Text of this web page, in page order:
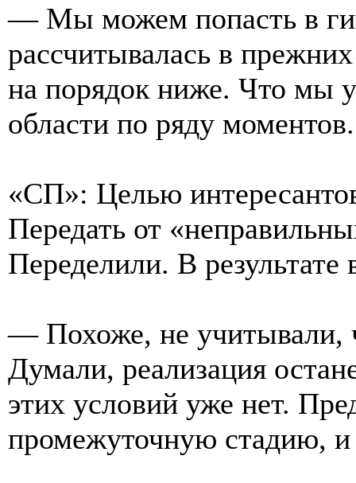
— Мы можем попасть в
рассчитывалась в
на порядок ниже. Что мы
области по ряду моментов.
«СП»: Целью
Передать от
Переделили. В
— Похоже, не учитывали,
Думали, реализация
этих условий уже нет.
промежуточную стадию, и